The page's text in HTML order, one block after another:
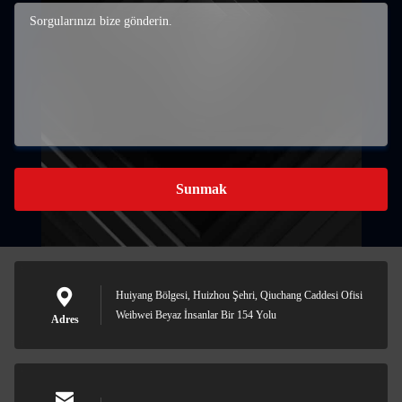
Sunmak
Adres
Huiyang Bölgesi, Huizhou Şehri, Qiuchang Caddesi Ofisi
Weibwei Beyaz İnsanlar Bir 154 Yolu